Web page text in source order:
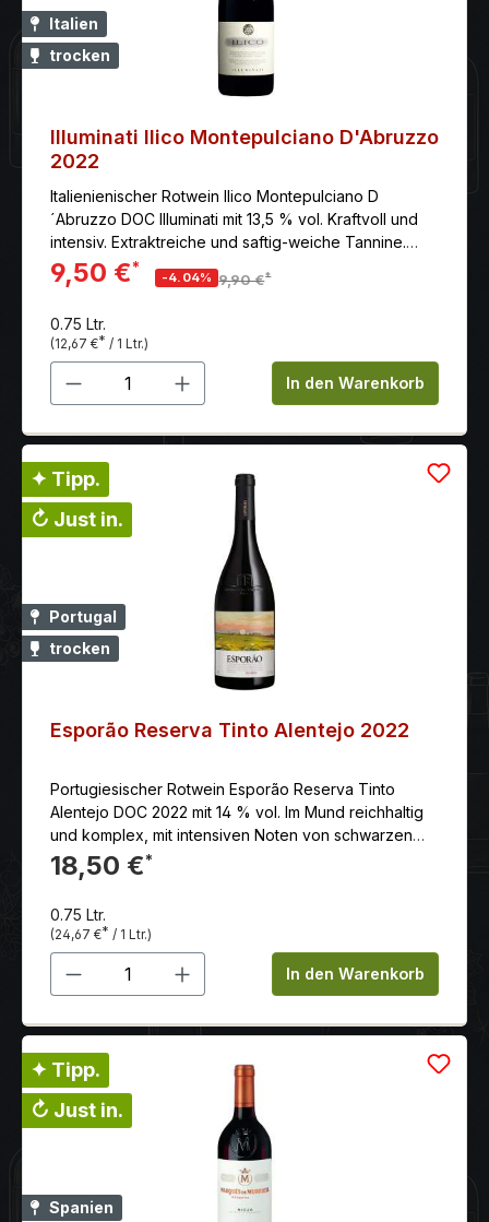
Italien
trocken
Illuminati Ilico Montepulciano D'Abruzzo
2022
Italienienischer Rotwein Ilico Montepulciano D
´Abruzzo DOC Illuminati mit 13,5 % vol. Kraftvoll und
intensiv. Extraktreiche und saftig-weiche Tannine.
Langer Abgang. Hier günstig online kaufen.
9,50 €*
-4.04% 9,90 €*
0.75 Ltr.
(12,67 €* / 1 Ltr.)
Produkt Anzahl: Gib denIn den Warenkorb
✦ Tipp.
↻ Just in.
Portugal
trocken
Esporão Reserva Tinto Alentejo 2022
Portugiesischer Rotwein Esporão Reserva Tinto
Alentejo DOC 2022 mit 14 % vol. Im Mund reichhaltig
und komplex, mit intensiven Noten von schwarzen
Früchten und Gewürzen. Langer und anhaltender
Abgang.
18,50 €*
0.75 Ltr.
(24,67 €* / 1 Ltr.)
Produkt Anzahl: Gib denIn den Warenkorb
✦ Tipp.
↻ Just in.
Spanien